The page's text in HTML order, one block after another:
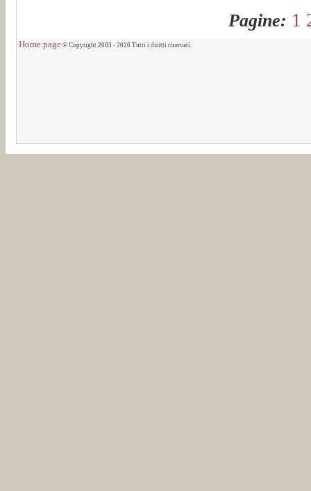
Pagine: 1
Home page © Copyright 2003 - 2026 Tutti i diritti riservati.